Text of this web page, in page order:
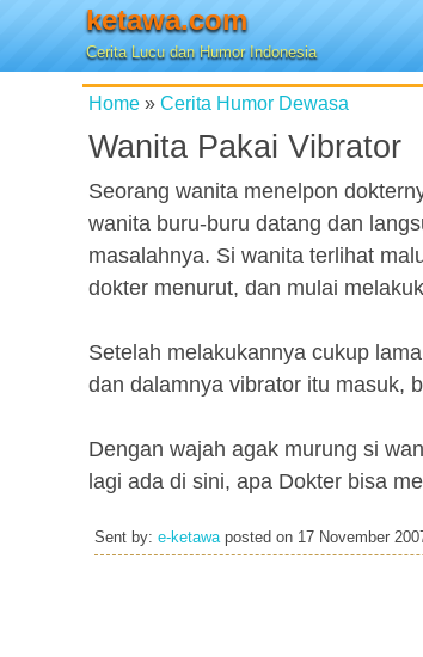
ketawa.com
Cerita Lucu dan Humor Indonesia
Home » Cerita Humor Dewasa
Wanita Pakai Vibrator
Seorang wanita menelpon
wanita buru-buru datang dan
masalahnya. Si wanita terlihat
dokter menurut, dan mulai
Setelah melakukannya cukup
dan dalamnya vibrator itu masuk,
Dengan wajah agak murung si
lagi ada di sini, apa Dokter bisa
Sent by: e-ketawaposted on 17 November